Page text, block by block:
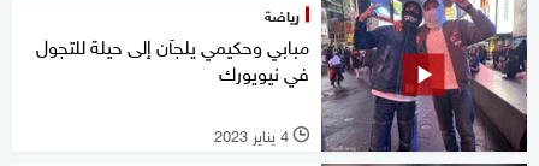
رياضة
مبابي وحكيمي يلجآن إلى حيلة للتجول
في نيويورك
l 4 يناير 2023